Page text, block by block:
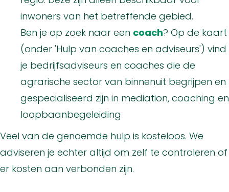
inwoners van het betreffende gebied.
Ben je op zoek naar een coach? Op de kaart
(onder 'Hulp van coaches en adviseurs') vind
je bedrijfsadviseurs en coaches die de
agrarische sector van binnenuit begrijpen en
gespecialiseerd zijn in mediation, coaching en
loopbaanbegeleiding
Veel van de genoemde hulp is kosteloos. We
adviseren je echter altijd om zelf te controleren of
er kosten aan verbonden zijn.